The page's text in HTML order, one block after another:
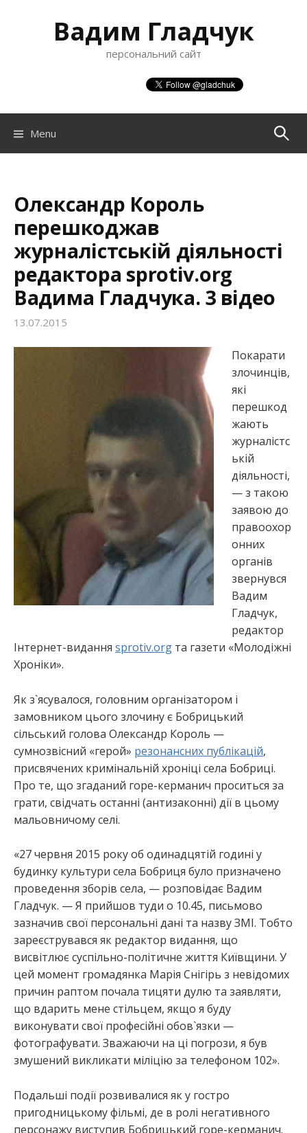
c
Вадим Гладчук
персональний сайт
Menu П
у
к
Олександр Король
перешкоджав
журналістській діяльності
редактора sprotiv.org
Вадима Гладчука. 3 відео
13.07.2015
Покарати
злочинців,
які
перешкод
жають
журналістс
ькій
діяльності,
— з такою
заявою до
правоохор
онних
органів
звернувся
Вадим
Гладчук,
редактор
Інтернет-видання sprotiv.org та газети «Молодіжні
Хроніки».
Як з`ясувалося, головним організатором і
замовником цього злочину є Бобрицький
сільський голова Олександр Король —
сумнозвісний «герой» резонансних публікацій,
присвячених кримінальній хроніці села Бобриці.
Про те, що згаданий горе-керманич проситься за
грати, свідчать останні (антизаконні) дії в цьому
мальовничому селі.
«27 червня 2015 року об одинадцятій годині у
будинку культури села Бобриця було призначено
проведення зборів села, — розповідає Вадим
Гладчук. — Я прийшов туди о 10.45, письмово
зазначив свої персональні дані та назву ЗМІ. Тобто
зареєструвався як редактор видання, що
висвітлює суспільно-політичне життя Київщини. У
цей момент громадянка Марія Снігірь з невідомих
причин раптом почала тицяти дулю та заявляти,
що вдарить мене стільцем, якщо я буду
виконувати свої професійні обов`язки —
фотографувати. Зважаючи на ці погрози, я був
змушений викликати міліцію за телефоном 102».
Подальші події розвивалися як у гостро
пригодницькому фільмі, де в ролі негативного
персонажу виступив Бобрицький горе-керманич.